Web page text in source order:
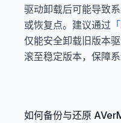
驱动卸载后可能导致
或恢复点。建议通过
仅能安全卸载旧版本
滚至稳定版本，保障
如何备份与还原